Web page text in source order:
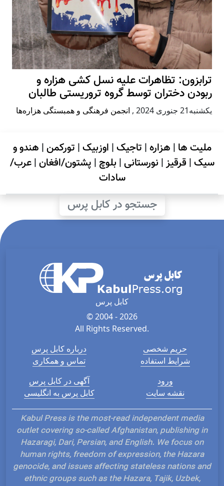
ترابزون: تظاهرات علیه نسل کشی هزاره و
ربودن دختران توسط گروه تروریستی طالبان
يكشنبه21 جنوری 2024 , انجمن فرهنگی و همبستگی هزاره‌ها
ملیت ها | هزاره| تاجیک| اوزبیک| تورکمن| هندو و
سیک| قرقیز| نورستانی| بلوچ | پشتون/افغان|عرب/
سادات
جستجو در کابل پرس
کابل پرس
© 2004 - 2026
All Rights Reserved.
درباره کابل پرس
تماس و همکاری
حریم شخصی
شرایط استفاده
آگهی در کابل پرس
کابل پرس به انگلیسی
ورود
نقشه سایت
Kabul Press is the most-read independent media
outlet covering so-called Afghanistan, publishing in
Hazaragi, Dari, Persian, and English. We focus on
human rights, freedom of expression, the Hazara
genocide, and issues affecting stateless nations and
ethnic groups such as the Hazara, Tajik, Uzbek,